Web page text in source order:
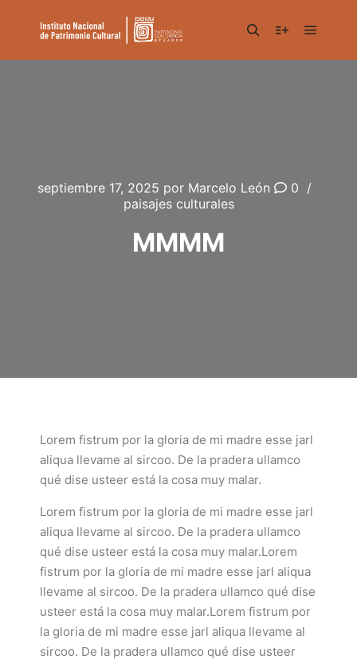
septiembre 17, 2025 por Marcelo León
0
paisajes culturales
MMMM
Lorem fistrum por la gloria de mi madre esse jarl
aliqua llevame al sircoo. De la pradera ullamco
qué dise usteer está la cosa muy malar.
Lorem fistrum por la gloria de mi madre esse jarl
aliqua llevame al sircoo. De la pradera ullamco
qué dise usteer está la cosa muy malar.Lorem
fistrum por la gloria de mi madre esse jarl aliqua
llevame al sircoo. De la pradera ullamco qué dise
usteer está la cosa muy malar.Lorem fistrum por
la gloria de mi madre esse jarl aliqua llevame al
sircoo. De la pradera ullamco qué dise usteer